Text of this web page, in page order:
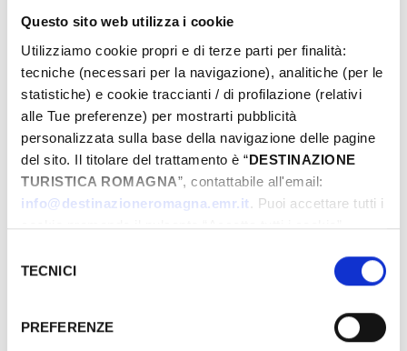
Questo sito web utilizza i cookie
Utilizziamo cookie propri e di terze parti per finalità:
tecniche (necessari per la navigazione), analitiche (per le
statistiche) e cookie traccianti / di profilazione (relativi
alle Tue preferenze) per mostrarti pubblicità
personalizzata sulla base della navigazione delle pagine
del sito. Il titolare del trattamento è “DESTINAZIONE
TURISTICA ROMAGNA”, contattabile all'email:
info@destinazioneromagna.emr.it. Puoi accettare tutti i
cookie premendo il pulsante “Accetta tutti i cookie”,
gestire le tue preferenze facendo clic su “Personalizza”.
Qualora acconsenti a tutti i cookie i Tuoi dati potranno
attualmente non fornisce garanzie idonee per il
delTECNICI
PREFERENZE
Von
Bis
Stadt
Typen